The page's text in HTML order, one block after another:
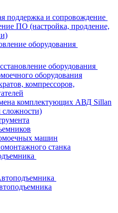
поддержка и сопровождение
ПО (настройка, продление,
оборудования
оборудования
оборудования
компрессоров,
комплектующих АВД Sillan
сложности)
машин
станка